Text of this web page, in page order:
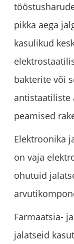
pikka aega
kasulikud
bakterite või
antistaatiliste
peamised
Elektroonika
on vaja
ohutuid
Farmaatsia-
jalatseid